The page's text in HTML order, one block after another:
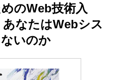
のWeb技術入
なたはWebシス
いのか